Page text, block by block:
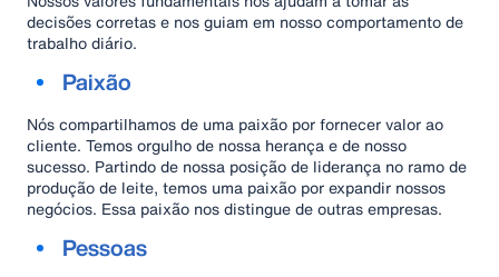
decisões corretas e nos guiam em nosso comportamento de
trabalho diário.
Paixão
Nós compartilhamos de uma paixão por fornecer valor ao
cliente. Temos orgulho de nossa herança e de nosso
sucesso. Partindo de nossa posição de liderança no ramo de
produção de leite, temos uma paixão por expandir nossos
negócios. Essa paixão nos distingue de outras empresas.
Pessoas